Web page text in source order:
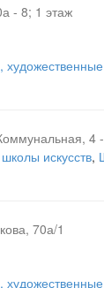
- 8; 1 этаж
4
искусств,
70а/1